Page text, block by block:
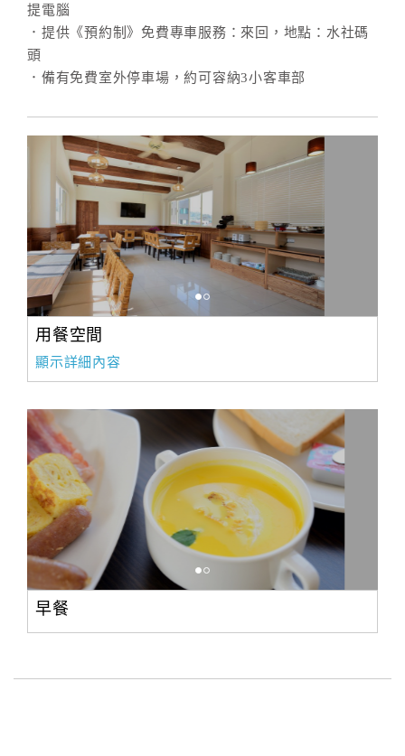
提電腦
．提供《預約制》免費專車服務：來回，地點：水社碼
頭
．備有免費室外停車場，約可容納3小客車部
用餐空間
顯示詳細內容
早餐